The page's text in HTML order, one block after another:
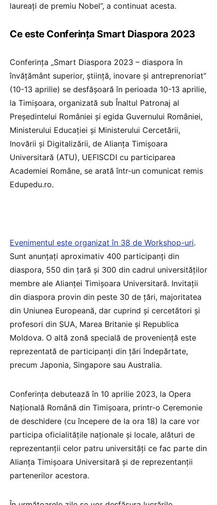
laureați de premiu Nobel”, a continuat acesta.
Ce este Conferința Smart Diaspora 2023
Conferința „Smart Diaspora 2023 – diaspora în
învățământ superior, știință, inovare și antreprenoriat”
(10-13 aprilie) se desfășoară în perioada 10-13 aprilie,
la Timișoara, organizată sub Înaltul Patronaj al
Președintelui României și egida Guvernului României,
Ministerului Educației și Ministerului Cercetării,
Inovării și Digitalizării, de Alianța Timișoara
Universitară (ATU), UEFISCDI cu participarea
Academiei Române, se arată într-un comunicat remis
Edupedu.ro.
Evenimentul este organizat în 38 de Workshop-uri.
Sunt anunțați aproximativ 400 participanți din
diaspora, 550 din țară și 300 din cadrul universităților
membre ale Alianței Timișoara Universitară. Invitații
din diaspora provin din peste 30 de țări, majoritatea
din Uniunea Europeană, dar cuprind și cercetători și
profesori din SUA, Marea Britanie și Republica
Moldova. O altă zonă specială de proveniență este
reprezentată de participanți din țări îndepărtate,
precum Japonia, Singapore sau Australia.
Conferința debutează în 10 aprilie 2023, la Opera
Națională Română din Timișoara, printr-o Ceremonie
de deschidere (cu începere de la ora 18) la care vor
participa oficialitățile naționale și locale, alături de
reprezentanții celor patru universități ce fac parte din
Alianța Timișoara Universitară și de reprezentanții
partenerilor acestora.